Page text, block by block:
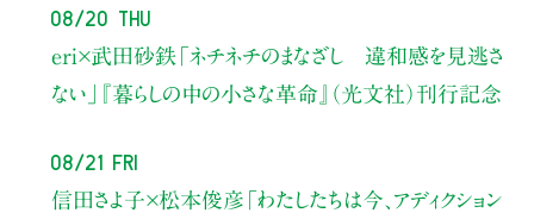
08/20 Thu
eri×武田砂鉄「ネチネチのまなざし 違和感を見逃さ
ない」
『暮らしの中の小さな革命』（光文社）刊行記念
08/21 Fri
信田さよ子×松本俊彦 「わたしたちは今、アディクション